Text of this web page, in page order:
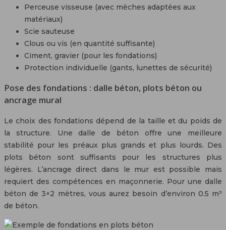
Perceuse visseuse (avec mèches adaptées aux
matériaux)
Scie sauteuse
Clous ou vis (en quantité suffisante)
Ciment, gravier (pour les fondations)
Protection individuelle (gants, lunettes de sécurité)
Pose des fondations : dalle béton, plots béton ou
ancrage mural
Le choix des fondations dépend de la taille et du poids de
la structure. Une dalle de béton offre une meilleure
stabilité pour les préaux plus grands et plus lourds. Des
plots béton sont suffisants pour les structures plus
légères. L’ancrage direct dans le mur est possible mais
requiert des compétences en maçonnerie. Pour une dalle
béton de 3×2 mètres, vous aurez besoin d’environ 0.5 m³
de béton.